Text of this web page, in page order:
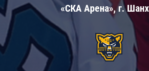
«СКА Арена», г.